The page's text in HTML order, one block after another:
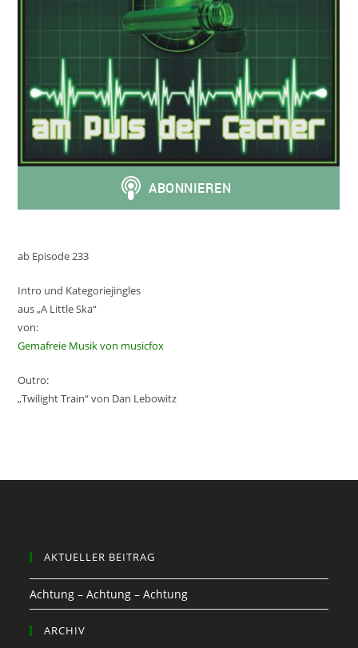
ab Episode 233
Intro und Kategoriejingles
aus „A Little Ska“
von:
Gemafreie Musik von musicfox
Outro:
„Twilight Train“ von Dan Lebowitz
AKTUELLER BEITRAG
Achtung – Achtung – Achtung
ARCHIV